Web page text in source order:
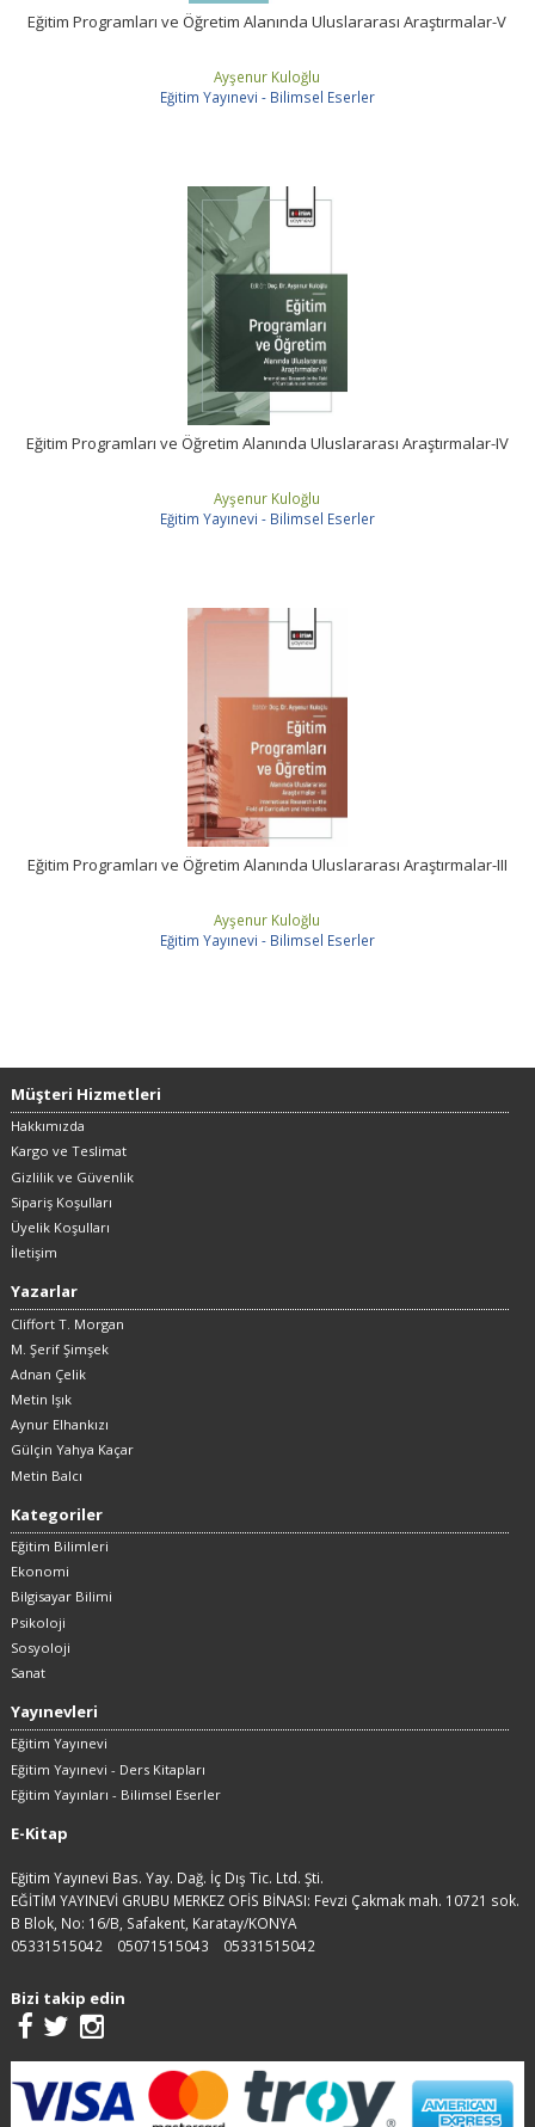
Eğitim Programları ve Öğretim Alanında Uluslararası Araştırmalar-V
Ayşenur Kuloğlu
Eğitim Yayınevi - Bilimsel Eserler
Eğitim Programları ve Öğretim Alanında Uluslararası Araştırmalar-IV
Ayşenur Kuloğlu
Eğitim Yayınevi - Bilimsel Eserler
Eğitim Programları ve Öğretim Alanında Uluslararası Araştırmalar-III
Ayşenur Kuloğlu
Eğitim Yayınevi - Bilimsel Eserler
Müşteri Hizmetleri
Hakkımızda
Kargo ve Teslimat
Gizlilik ve Güvenlik
Sipariş Koşulları
Üyelik Koşulları
İletişim
Yazarlar
Cliffort T. Morgan
M. Şerif Şimşek
Adnan Çelik
Metin Işık
Aynur Elhankızı
Gülçin Yahya Kaçar
Metin Balcı
Kategoriler
Eğitim Bilimleri
Ekonomi
Bilgisayar Bilimi
Psikoloji
Sosyoloji
Sanat
Yayınevleri
Eğitim Yayınevi
Eğitim Yayınevi - Ders Kitapları
Eğitim Yayınları - Bilimsel Eserler
E-Kitap
Eğitim Yayınevi Bas. Yay. Dağ. İç Dış Tic. Ltd. Şti.
EĞİTİM YAYINEVİ GRUBU MERKEZ OFİS BİNASI: Fevzi Çakmak mah. 10721 sok.
B Blok, No: 16/B, Safakent, Karatay/KONYA
05331515042
05071515043 05331515042
Bizi takip edin